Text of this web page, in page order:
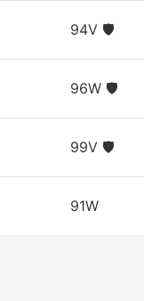
94V 🛡️
96W 🛡️
99V 🛡️
91W